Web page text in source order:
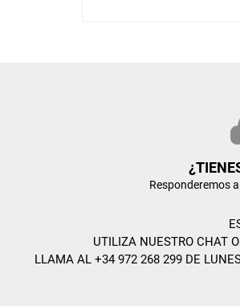
Responderemos
UTILIZA NUESTRO CHAT
LLAMA AL +34 972 268 299 DE